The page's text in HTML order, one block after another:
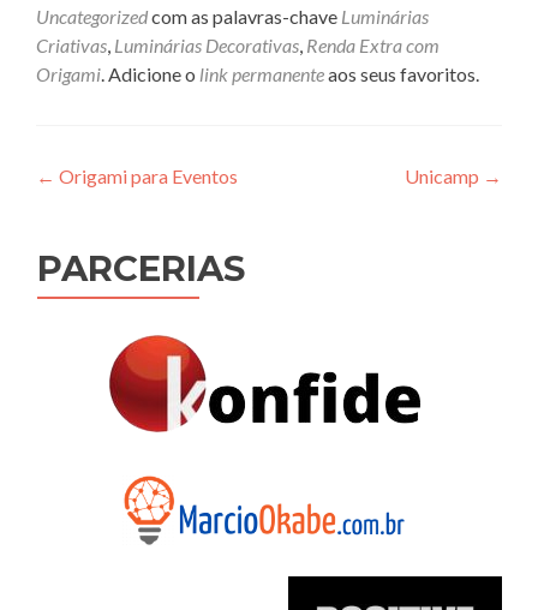
Uncategorizedcom as palavras-chave Luminárias
Criativas Luminárias Decorativas Renda Extra com
Origami . Adicione o link permanenteaos seus favoritos.
Navegação
Post
← Origami para Eventos Unicamp →
PARCERIAS